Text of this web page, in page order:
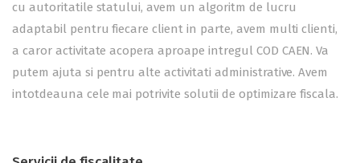
cu autoritatile statului, avem un algoritm de lucru
adaptabil pentru fiecare client in parte, avem multi clienti,
a caror activitate acopera aproape intregul COD CAEN. Va
putem ajuta si pentru alte activitati administrative. Avem
intotdeauna cele mai potrivite solutii de optimizare fiscala.